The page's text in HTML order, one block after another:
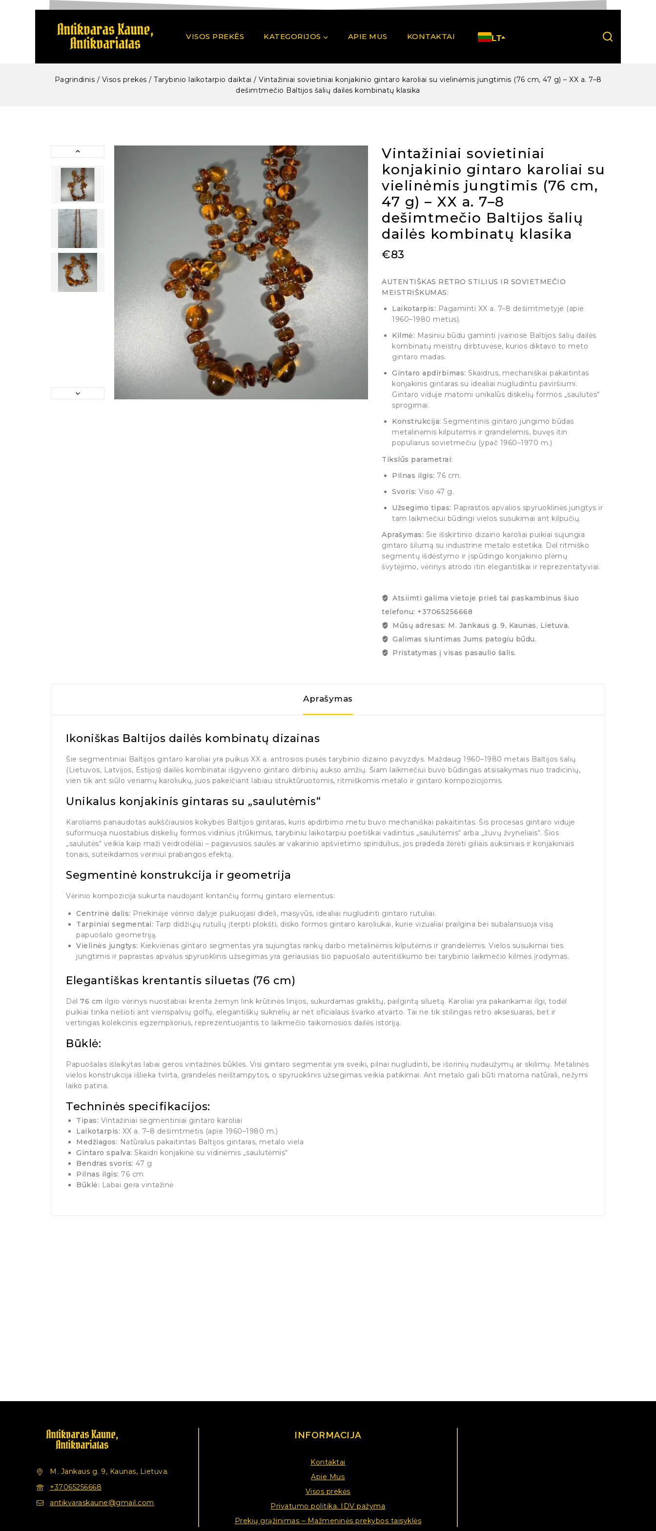
VISOS PREKĖS KATEGORIJOS APIE MUS KONTAKTAI LT
Pagrindinis / Visos prekės / Tarybinio laikotarpio daiktai / Vintažiniai sovietiniai konjakinio gintaro karoliai su vielinėmis jungtimis (76 cm, 47 g) – XX a. 7–8
dešimtmečio Baltijos šalių dailės kombinatų klasika
Vintažiniai sovietiniai
konjakinio gintaro karoliai su
vielinėmis jungtimis (76 cm,
47 g) – XX a. 7–8
dešimtmečio Baltijos šalių
dailės kombinatų klasika
€83
AUTENTIŠKAS RETRO STILIUS IR SOVIETMEČIO
MEISTRIŠKUMAS:
Laikotarpis: Pagaminti XX a. 7–8 dešimtmetyje (apie
1960–1980 metus).
Kilmė: Masiniu būdu gaminti įvairiose Baltijos šalių dailės
kombinatų meistrų dirbtuvėse, kurios diktavo to meto
gintaro madas.
Gintaro apdirbimas: Skaidrus, mechaniškai pakaitintas
konjakinis gintaras su idealiai nugludintu paviršiumi.
Gintaro viduje matomi unikalūs diskelių formos „saulutės“
sprogimai.
Konstrukcija: Segmentinis gintaro jungimo būdas
metalinėmis kilputėmis ir grandelėmis, buvęs itin
populiarus sovietmečiu (ypač 1960–1970 m.)
Tikslūs parametrai:
Pilnas ilgis: 76 cm.
Svoris: Viso 47 g.
Užsegimo tipas: Paprastos apvalios spyruoklinės jungtys ir
tam laikmečiui būdingi vielos susukimai ant kilpučių.
Aprašymas: Šie išskirtinio dizaino karoliai puikiai sujungia
gintaro šilumą su industrine metalo estetika. Dėl ritmiško
segmentų išdėstymo ir įspūdingo konjakinio plėmų
švytėjimo, vėrinys atrodo itin elegantiškai ir reprezentatyviai.
Atsiimti galima vietoje prieš tai paskambinus šiuo
telefonu: +37065256668
Mūsų adresas: M. Jankaus g. 9, Kaunas, Lietuva.
Galimas siuntimas Jums patogiu būdu.
Pristatymas į visas pasaulio šalis.
Aprašymas
Ikoniškas Baltijos dailės kombinatų dizainas
Šie segmentiniai Baltijos gintaro karoliai yra puikus XX a. antrosios pusės tarybinio dizaino pavyzdys. Maždaug 1960–1980 metais Baltijos šalių
(Lietuvos, Latvijos, Estijos) dailės kombinatai išgyveno gintaro dirbinių aukso amžių. Šiam laikmečiui buvo būdingas atsisakymas nuo tradicinių,
vien tik ant siūlo veriamų karoliukų, juos pakeičiant labiau struktūruotomis, ritmiškomis metalo ir gintaro kompozicijomis.
Unikalus konjakinis gintaras su „saulutėmis“
Karoliams panaudotas aukščiausios kokybės Baltijos gintaras, kuris apdirbimo metu buvo mechaniškai pakaitintas. Šis procesas gintaro viduje
suformuoja nuostabius diskelių formos vidinius įtrūkimus, tarybiniu laikotarpiu poetiškai vadintus „saulutėmis“ arba „žuvų žvyneliais“. Šios
„saulutės“ veikia kaip maži veidrodėliai – pagavusios saulės ar vakarinio apšvietimo spindulius, jos pradeda žėrėti giliais auksiniais ir konjakiniais
tonais, suteikdamos vėriniui prabangos efektą.
Segmentinė konstrukcija ir geometrija
Vėrinio kompozicija sukurta naudojant kintančių formų gintaro elementus:
Centrinė dalis: Priekinėje vėrinio dalyje puikuojasi dideli, masyvūs, idealiai nugludinti gintaro rutuliai.
Tarpiniai segmentai: Tarp didžiųjų rutulių įterpti plokšti, disko formos gintaro karoliukai, kurie vizualiai prailgina bei subalansuoja visą
papuošalo geometriją.
Vielinės jungtys: Kiekvienas gintaro segmentas yra sujungtas rankų darbo metalinėmis kilputėmis ir grandelėmis. Vielos susukimai ties
jungtimis ir paprastas apvalus spyruoklinis užsegimas yra geriausias šio papuošalo autentiškumo bei tarybinio laikmečio kilmės įrodymas.
Elegantiškas krentantis siluetas (76 cm)
Dėl 76 cm ilgio vėrinys nuostabiai krenta žemyn link krūtinės linijos, sukurdamas grakštų, pailgintą siluetą. Karoliai yra pakankamai ilgi, todėl
puikiai tinka nešioti ant vienspalvių golfų, elegantiškų suknelių ar net oficialaus švarko atvarto. Tai ne tik stilingas retro aksesuaras, bet ir
vertingas kolekcinis egzempliorius, reprezentuojantis to laikmečio taikomosios dailės istoriją.
Būklė:
Papuošalas išlaikytas labai geros vintažinės būklės. Visi gintaro segmentai yra sveiki, pilnai nugludinti, be išorinių nudaužymų ar skilimų. Metalinės
vielos konstrukcija išlieka tvirta, grandelės neištampytos, o spyruoklinis užsegimas veikia patikimai. Ant metalo gali būti matoma natūrali, nežymi
laiko patina.
Techninės specifikacijos:
Tipas: Vintažiniai segmentiniai gintaro karoliai
Laikotarpis: XX a. 7–8 dešimtmetis (apie 1960–1980 m.)
Medžiagos: Natūralus pakaitintas Baltijos gintaras, metalo viela
Gintaro spalva: Skaidri konjakinė su vidinėmis „saulutėmis“
Bendras svoris: 47 g
Pilnas ilgis: 76 cm
Būklė: Labai gera vintažinė
M. Jankaus g. 9, Kaunas, Lietuva.
+37065256668
antikvaraskaune@gmail.com
INFORMACIJA
Kontaktai
Apie Mus
Visos prekės
Privatumo politika. IDV pažyma
Prekių grąžinimas – Mažmeninės prekybos taisyklės